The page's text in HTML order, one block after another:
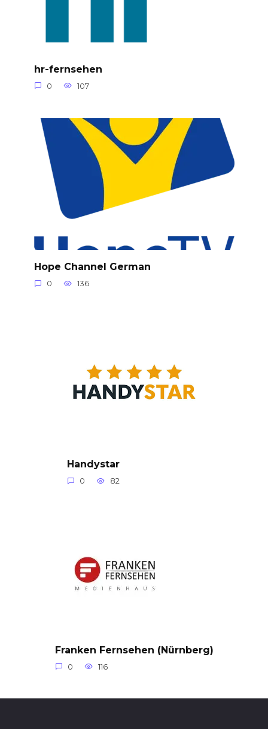
hr-fernsehen
0 107
Hope Channel German
0 136
Handystar
0 82
Franken Fernsehen (Nürnberg)
0 116